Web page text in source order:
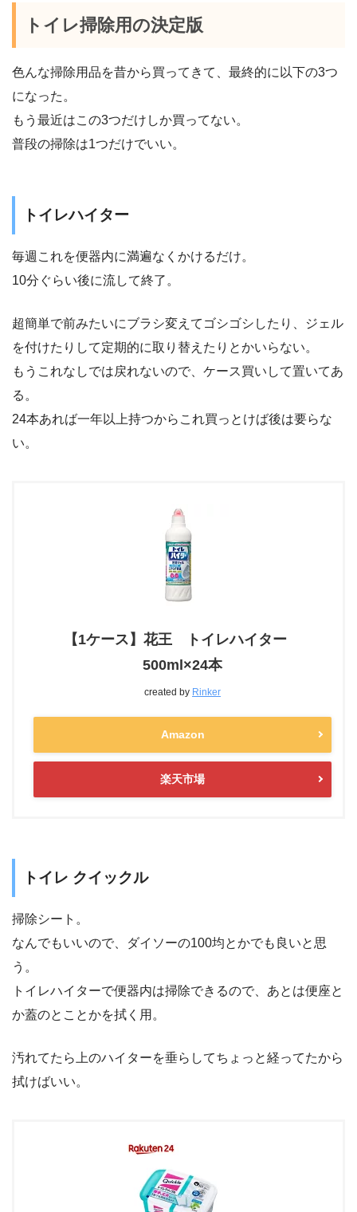
トイレ掃除用の決定版
色んな掃除用品を昔から買ってきて、最終的に以下の3つ
になった。
もう最近はこの3つだけしか買ってない。
普段の掃除は1つだけでいい。
トイレハイター
毎週これを便器内に満遍なくかけるだけ。
10分ぐらい後に流して終了。
超簡単で前みたいにブラシ変えてゴシゴシしたり、ジェル
を付けたりして定期的に取り替えたりとかいらない。
もうこれなしでは戻れないので、ケース買いして置いてあ
る。
24本あれば一年以上持つからこれ買っとけば後は要らな
い。
【1ケース】花王 トイレハイター
500ml×24本
created by Rinker
Amazon
楽天市場
トイレ クイックル
掃除シート。
なんでもいいので、ダイソーの100均とかでも良いと思
う。
トイレハイターで便器内は掃除できるので、あとは便座と
か蓋のとことかを拭く用。
汚れてたら上のハイターを垂らしてちょっと経ってたから
拭けばいい。